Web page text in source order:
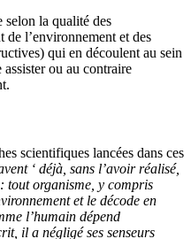
selon la qualité des
de l’environnement et des
qui en découlent au sein
ou au contraire
scientifiques lancées dans ces
‘ déjà, sans l’avoir réalisé,
tout organisme, y compris
et le décode en
l’humain dépend
il a négligé ses senseurs